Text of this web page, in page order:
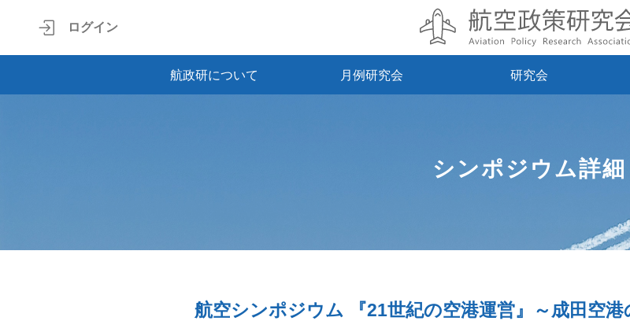
ログイン
航政研について 月例研究会 研究会
シンポジウム詳細
航空シンポジウム 『21世紀の空港運営』～成田空